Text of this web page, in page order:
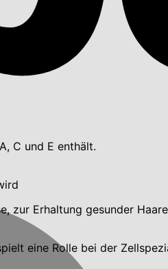
C und E enthält.
zur Erhaltung gesunder
eine Rolle bei der